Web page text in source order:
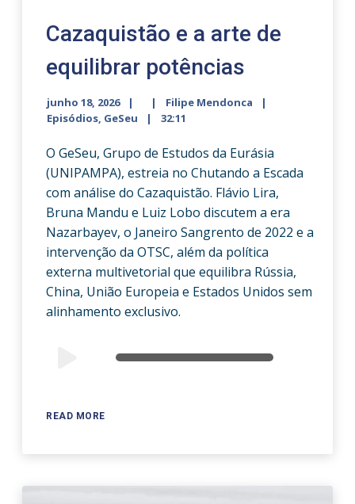
Cazaquistão e a arte de
equilibrar potências
junho 18, 2026
Filipe Mendonca
Episódios, GeSeu 32:11
O GeSeu, Grupo de Estudos da Eurásia
(UNIPAMPA), estreia no Chutando a Escada
com análise do Cazaquistão. Flávio Lira,
Bruna Mandu e Luiz Lobo discutem a era
Nazarbayev, o Janeiro Sangrento de 2022 e a
intervenção da OTSC, além da política
externa multivetorial que equilibra Rússia,
China, União Europeia e Estados Unidos sem
alinhamento exclusivo.
READ MORE